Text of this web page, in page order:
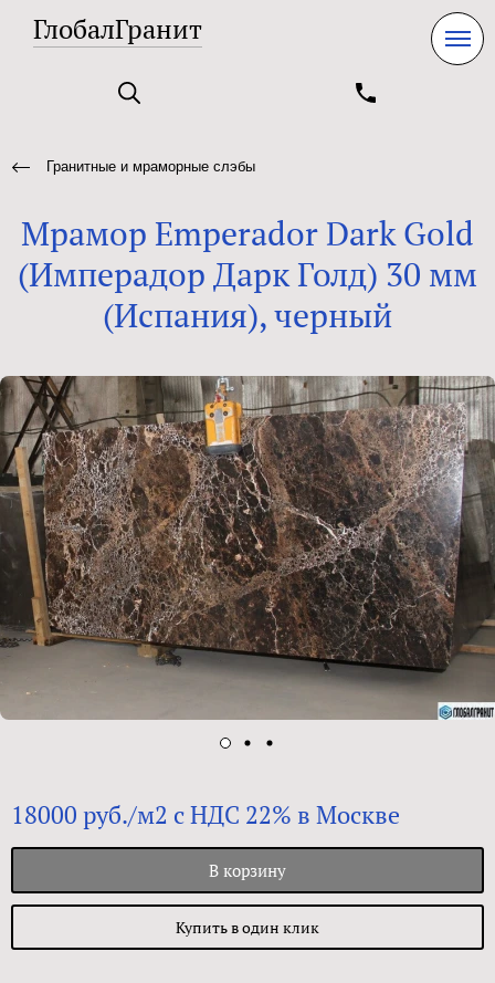
ГлобалГранит
Гранитные и мраморные слэбы
Мрамор Emperador Dark Gold
(Имперадор Дарк Голд) 30 мм
(Испания), черный
18000 руб./м2 с НДС 22% в Москве
В корзину
Купить в один клик